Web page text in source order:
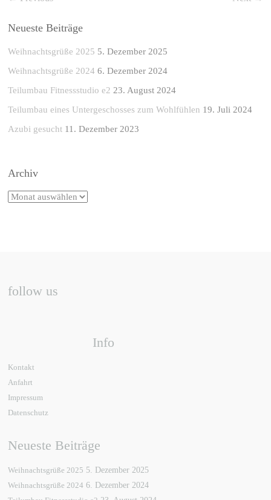
Neueste Beiträge
Weihnachtsgrüße 2025 5. Dezember 2025
Weihnachtsgrüße 2024 6. Dezember 2024
Teilumbau Fitnessstudio e2 23. August 2024
Teilumbau eines Untergeschosses zum Wohlfühlen 19. Juli 2024
Azubi gesucht 11. Dezember 2023
Archiv
follow us
Info
Kontakt
Anfahrt
Impressum
Datenschutz
Neueste Beiträge
Weihnachtsgrüße 2025 5. Dezember 2025
Weihnachtsgrüße 2024 6. Dezember 2024